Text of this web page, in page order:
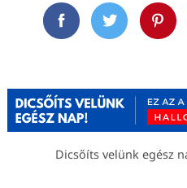
FacebookTwitter
Dicsőíts velünk egész